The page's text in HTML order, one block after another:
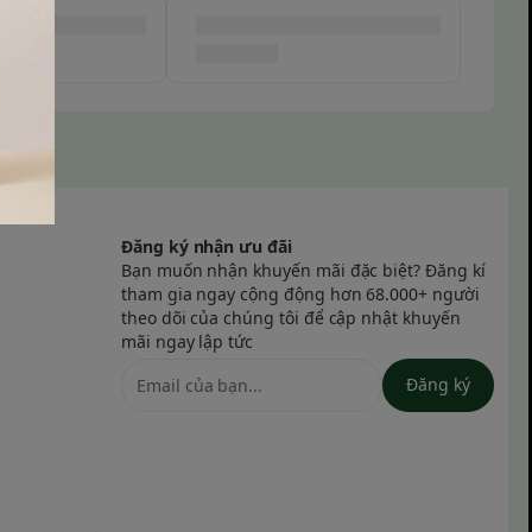
Đăng ký nhận ưu đãi
Bạn muốn nhận khuyến mãi đặc biệt? Đăng kí
tham gia ngay cộng động hơn 68.000+ người
theo dõi của chúng tôi để cập nhật khuyến
mãi ngay lập tức
Đăng ký